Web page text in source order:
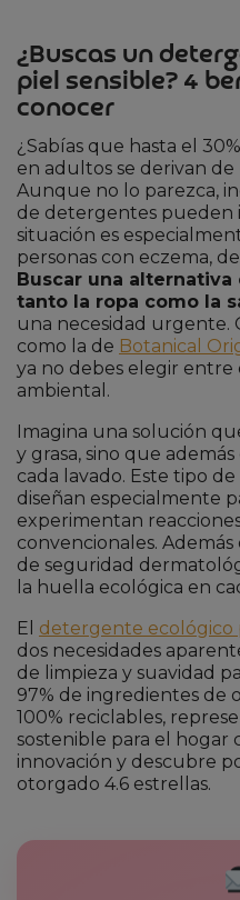
¿Buscas un
piel sensible? 4
conocer
¿Sabías que hasta el
en adultos se derivan
Aunque no lo parezca,
de detergentes pueden
situación es
personas con eczema,
Buscar una
tanto la ropa como la
una necesidad urgente.
como la de Botanical
ya no debes elegir entre
ambiental.
Imagina una solución
y grasa, sino que
cada lavado. Este tipo
diseñan especialmente
experimentan
convencionales.
de seguridad
la huella ecológica en
El detergente ecológico
dos necesidades
de limpieza y suavidad
97% de ingredientes de
100% reciclables,
sostenible para el hogar
innovación y descubre
otorgado 4.6 estrellas.